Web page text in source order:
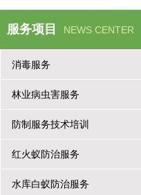
服务项目 NEWS CENTER
消毒服务
林业病虫害服务
防制服务技术培训
红火蚁防治服务
水库白蚁防治服务